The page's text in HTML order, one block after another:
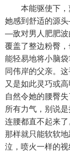
本能驱使下，
她感到舒适的源
—敌对男人肥肥波
覆盖了整边粉臀，
能轻易地将小脑
同伟岸的父亲。
又是如此灵巧或
自然令她的腰臀失
所有力气，别说
连腰都直不起来了
那样就只能软软
泣，喷火一样的视